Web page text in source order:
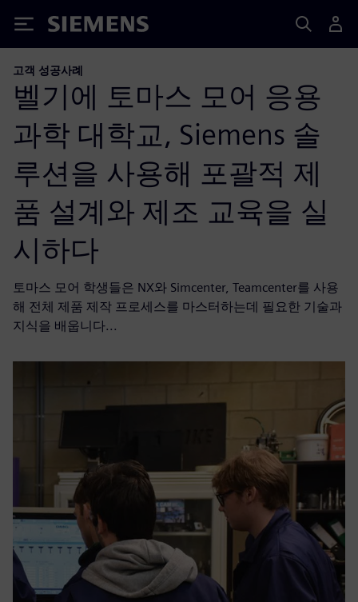
Siemens
고객 성공사례
벨기에 토마스 모어 응용
과학 대학교, Siemens 솔
루션을 사용해 포괄적 제
품 설계와 제조 교육을 실
시하다
토마스 모어 학생들은 NX와 Simcenter, Teamcenter를 사용
해 전체 제품 제작 프로세스를 마스터하는데 필요한 기술과
지식을 배웁니다...